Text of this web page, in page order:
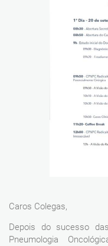
Caros Colegas,
Depois do sucesso
Pneumologia